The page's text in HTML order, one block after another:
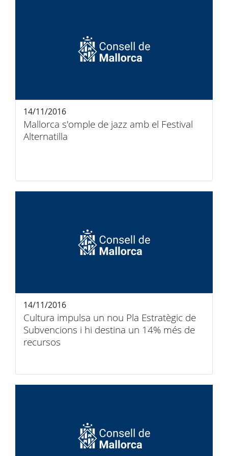
Mallorca s'omple de jazz amb el Festival
Alternatilla
14/11/2016
Cultura impulsa un nou Pla Estratègic de
Subvencions i hi destina un 14% més de
recursos
14/11/2016